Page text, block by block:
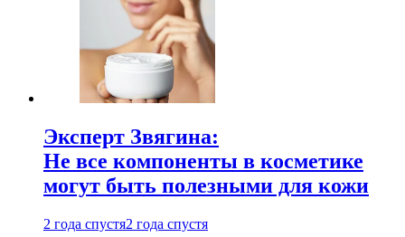
Эксперт Звягина:
Не все компоненты в косметике
могут быть полезными для кожи
2 года спустя2 года спустя